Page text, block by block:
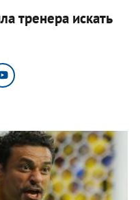
тренера искать